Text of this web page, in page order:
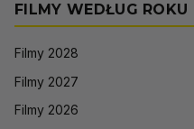
FILMY WEDŁUG ROKU
Filmy 2028
Filmy 2027
Filmy 2026